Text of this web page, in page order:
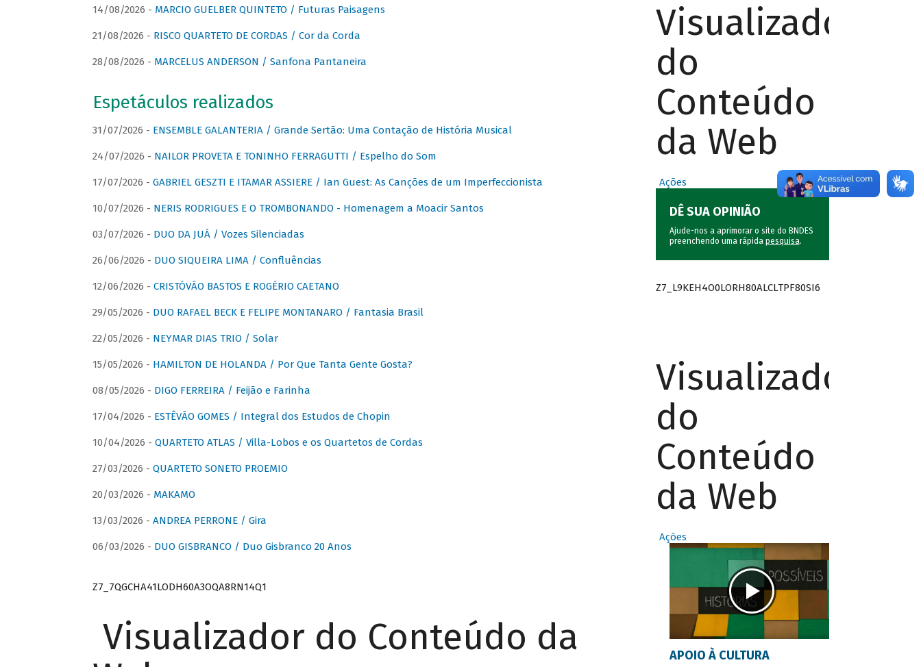
14/08/2026 - MARCIO GUELBER QUINTETO / Futuras Paisagens
21/08/2026 - RISCO QUARTETO DE CORDAS / Cor da Corda
28/08/2026 - MARCELUS ANDERSON / Sanfona Pantaneira
Espetáculos realizados
31/07/2026 - ENSEMBLE GALANTERIA / Grande Sertão: Uma Contação de História Musical
24/07/2026 - NAILOR PROVETA E TONINHO FERRAGUTTI / Espelho do Som
17/07/2026 - GABRIEL GESZTI E ITAMAR ASSIERE / Ian Guest: As Canções de um Imperfeccionista
10/07/2026 - NERIS RODRIGUES E O TROMBONANDO - Homenagem a Moacir Santos
03/07/2026 - DUO DA JUÁ / Vozes Silenciadas
26/06/2026 - DUO SIQUEIRA LIMA / Confluências
12/06/2026 - CRISTÓVÃO BASTOS E ROGÉRIO CAETANO
29/05/2026 - DUO RAFAEL BECK E FELIPE MONTANARO / Fantasia Brasil
22/05/2026 - NEYMAR DIAS TRIO / Solar
15/05/2026 - HAMILTON DE HOLANDA / Por Que Tanta Gente Gosta?
08/05/2026 - DIGO FERREIRA / Feijão e Farinha
17/04/2026 - ESTÊVÃO GOMES / Integral dos Estudos de Chopin
10/04/2026 - QUARTETO ATLAS / Villa-Lobos e os Quartetos de Cordas
27/03/2026 - QUARTETO SONETO PROEMIO
20/03/2026 - MAKAMO
13/03/2026 - ANDREA PERRONE / Gira
06/03/2026 - DUO GISBRANCO / Duo Gisbranco 20 Anos
Z7_7QGCHA41LODH60A3OQA8RN14Q1
Visualizador do Conteúdo da
Visualizador
do
Conteúdo
da Web
Ações
DÊ SUA OPINIÃO
Ajude-nos a aprimorar o site do BNDES
preenchendo uma rápida pesquisa.
Z7_L9KEH4O0LORH80ALCLTPF80SI6
Visualizador
do
Conteúdo
da Web
Ações
APOIO À CULTURA